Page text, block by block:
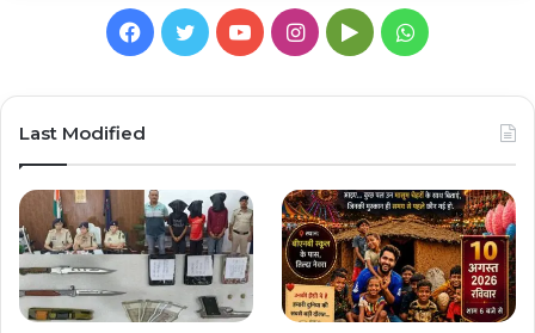
Facebook
TwitterYouTubeInstagram
GoogleWhatsApp
Last Modified